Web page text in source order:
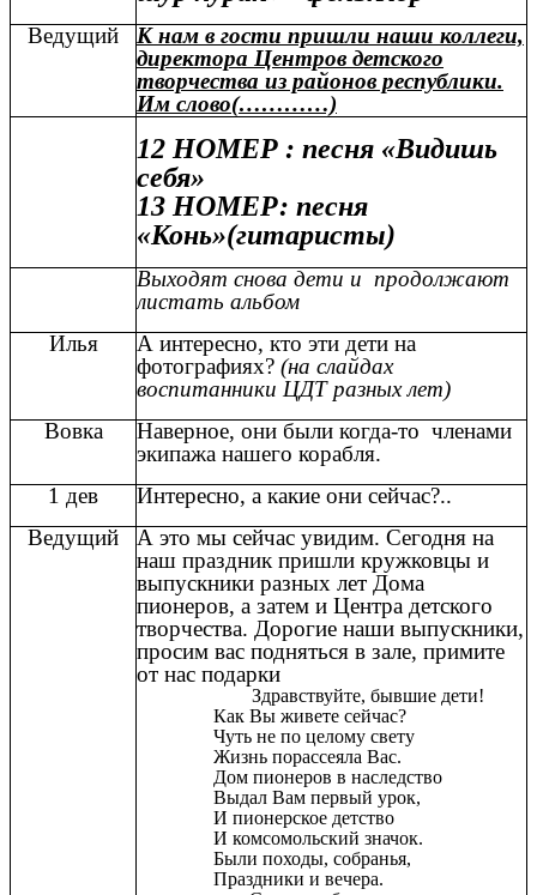
Ведущий
К нам в гости пришли наши коллеги,
директора Центров детского
творчества из районов республики.
Им слово(…………)
12 НОМЕР : песня «Видишь
себя»
13 НОМЕР: песня
«Конь»(гитаристы)
Выходят снова дети и продолжают
листать альбом
Илья
А интересно, кто эти дети на
фотографиях? (на слайдах
воспитанники ЦДТ разных лет)
Вовка
Наверное, они были когда-то членами
экипажа нашего корабля.
1 дев
Интересно, а какие они сейчас?..
Ведущий
А это мы сейчас увидим. Сегодня на
наш праздник пришли кружковцы и
выпускники разных лет Дома
пионеров, а затем и Центра детского
творчества. Дорогие наши выпускники,
просим вас подняться в зале, примите
от нас подарки
Здравствуйте, бывшие дети!
Как Вы живете сейчас?
Чуть не по целому свету
Жизнь порассеяла Вас.
Дом пионеров в наследство
Выдал Вам первый урок,
И пионерское детство
И комсомольский значок.
Были походы, собранья,
Праздники и вечера.